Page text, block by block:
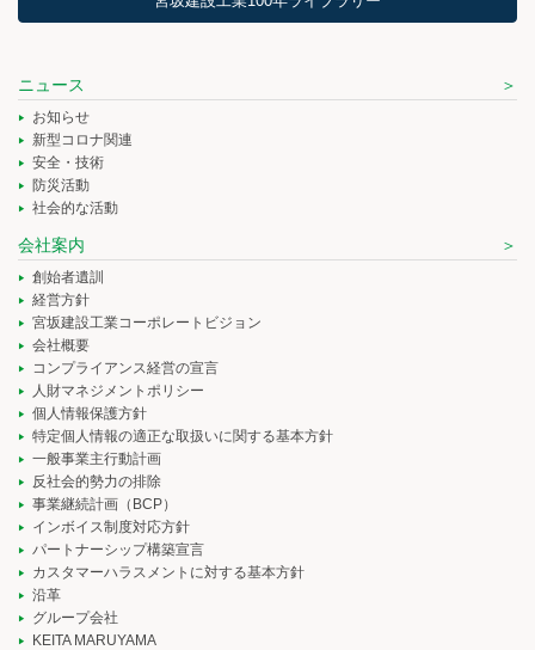
ニュース
お知らせ
新型コロナ関連
安全・技術
防災活動
社会的な活動
会社案内
創始者遺訓
経営方針
宮坂建設工業コーポレートビジョン
会社概要
コンプライアンス経営の宣言
人財マネジメントポリシー
個人情報保護方針
特定個人情報の適正な取扱いに関する基本方針
一般事業主行動計画
反社会的勢力の排除
事業継続計画（BCP）
インボイス制度対応方針
パートナーシップ構築宣言
カスタマーハラスメントに対する基本方針
沿革
グループ会社
KEITA MARUYAMA